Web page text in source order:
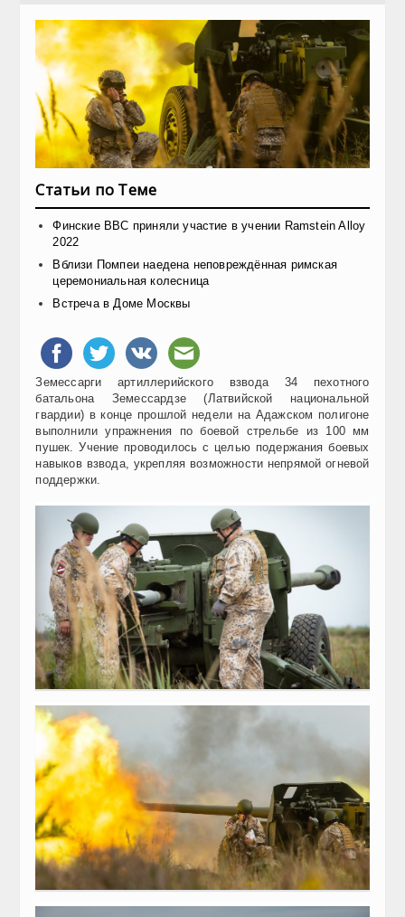
Статьи по Теме
Финские ВВС приняли участие в учении Ramstein Alloy
2022
Вблизи Помпеи наедена неповреждённая римская
церемониальная колесница
Встреча в Доме Москвы
Земессарги артиллерийского взвода 34 пехотного
батальона Земессардзе (Латвийской национальной
гвардии) в конце прошлой недели на Адажском полигоне
выполнили упражнения по боевой стрельбе из 100 мм
пушек. Учение проводилось с целью подержания боевых
навыков взвода, укрепляя возможности непрямой огневой
поддержки.